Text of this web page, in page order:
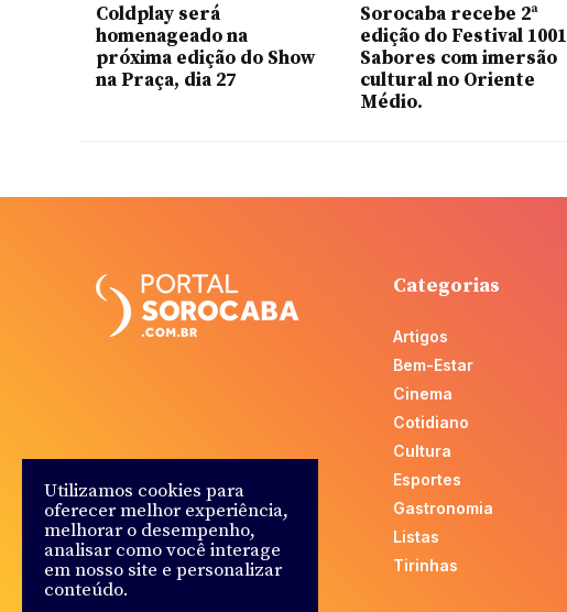
Coldplay será
homenageado na
próxima edição do Show
na Praça, dia 27
Sorocaba recebe 2ª
edição do Festival 1001
Sabores com imersão
cultural no Oriente
Médio.
Categorias
Artigos
Bem-Estar
Cinema
Cotidiano
Cultura
Esportes
Gastronomia
Listas
Tirinhas
Utilizamos cookies para
oferecer melhor experiência,
melhorar o desempenho,
analisar como você interage
em nosso site e personalizar
conteúdo.